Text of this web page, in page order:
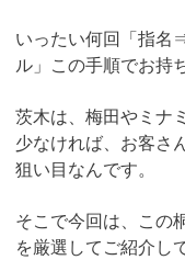
いったい何回「指
ル」この手順でお持
茨木は、梅田やミナ
少なければ、お客さ
狙い目なんです。
そこで今回は、この
を厳選してご紹介し